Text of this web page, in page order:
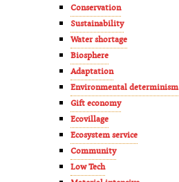
Conservation
Sustainability
Water shortage
Biosphere
Adaptation
Environmental determinism
Gift economy
Ecovillage
Ecosystem service
Community
Low Tech